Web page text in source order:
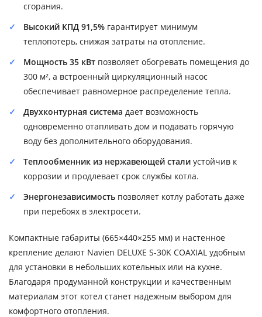
сгорания.
Высокий КПД 91,5% гарантирует минимум
теплопотерь, снижая затраты на отопление.
Мощность 35 кВт позволяет обогревать помещения до
300 м², а встроенный циркуляционный насос
обеспечивает равномерное распределение тепла.
Двухконтурная система дает возможность
одновременно отапливать дом и подавать горячую
воду без дополнительного оборудования.
Теплообменник из нержавеющей стали устойчив к
коррозии и продлевает срок службы котла.
Энергонезависимость позволяет котлу работать даже
при перебоях в электросети.
Компактные габариты (665×440×255 мм) и настенное
крепление делают Navien DELUXE S-30K COAXIAL удобным
для установки в небольших котельных или на кухне.
Благодаря продуманной конструкции и качественным
материалам этот котел станет надежным выбором для
комфортного отопления.